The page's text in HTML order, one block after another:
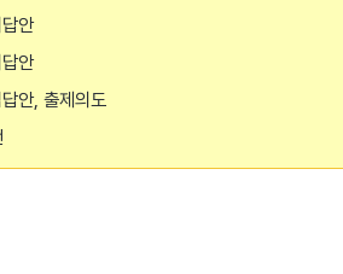
안
안
안, 출제의도